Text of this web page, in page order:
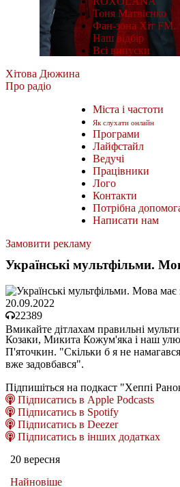
Тоня Матвієнко
Фан-зона Хіт FM.
Наш відбір
Всі випуски
Хітова Дюжина
Про радіо
Міста і частоти
Як слухати онлайн
Програми
Лайфстайл
Ведучі
Працівники
Лого
Контакти
Потрібна
Написати нам
Замовити рекламу
Українські мультфільми.
20.09.2022
22389
Вмикайте дітлахам правильні
Козаки, Микита Кожум'яка і наш
П'яточкин. "Скільки б я не
вже задовбався".
Підпишіться на подкаст "Хеппі
Підписатись в Apple Podcasts
Підписатись в Spotify
Підписатись в Deezer
Підписатись в інших додатках
20 вересня
Найновіше